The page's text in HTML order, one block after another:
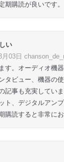
期購読が良いです。
い
月03日
す。オーディオ機
タビュー、機器の
記事も充実してい
ト、デジタルアン
購読すると非常にお